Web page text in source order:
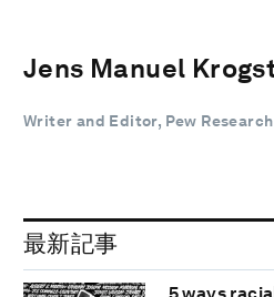
Jens Manuel
Writer and Editor, Pew
最新記事